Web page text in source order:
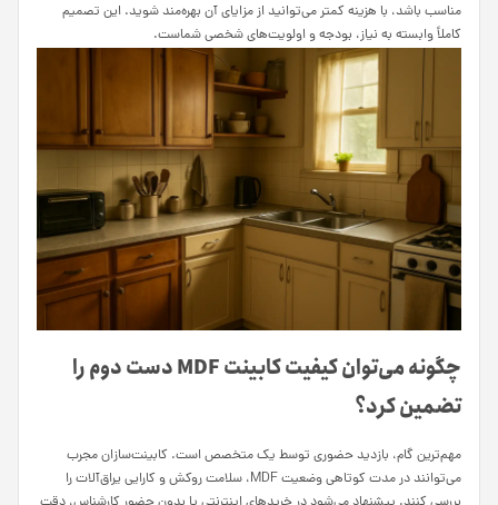
مناسب باشد، با هزینه کمتر می‌توانید از مزایای آن بهره‌مند شوید. این تصمیم
کاملاً وابسته به نیاز، بودجه و اولویت‌های شخصی شماست.
چگونه می‌توان کیفیت کابینت MDF دست دوم را
تضمین کرد؟
مهم‌ترین گام، بازدید حضوری توسط یک متخصص است. کابینت‌سازان مجرب
می‌توانند در مدت کوتاهی وضعیت MDF، سلامت روکش و کارایی یراق‌آلات را